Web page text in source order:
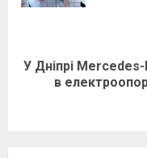
Next
У Дніпрі
в